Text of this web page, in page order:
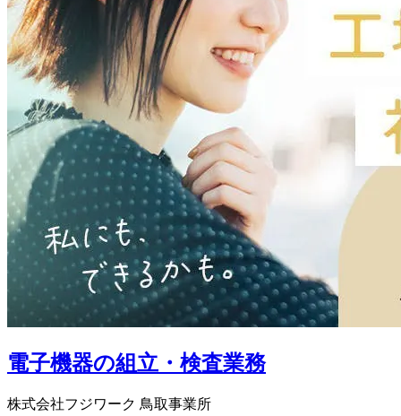
電子機器の組立・検査業務
株式会社フジワーク 鳥取事業所